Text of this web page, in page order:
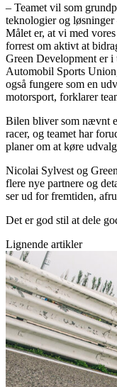
– Teamet vil som
teknologier og løsninger
Målet er, at vi med
forrest om aktivt at
Green Development er
Automobil Sports
også fungere som en
motorsport, forklarer
Bilen bliver som nævnt
racer, og teamet har
planer om at køre
Nicolai Sylvest og
flere nye partnere og
ser ud for fremtiden,
Det er god stil at dele
Lignende artikler